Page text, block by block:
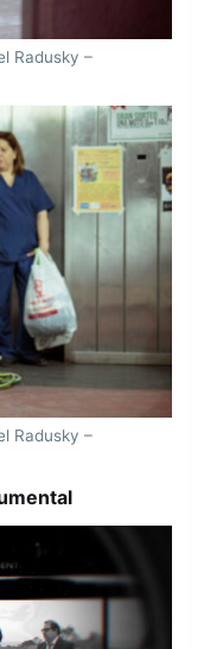
Radusky –
Radusky –